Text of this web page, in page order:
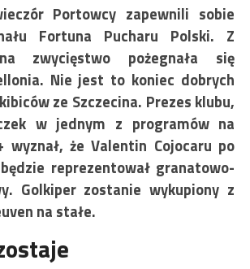
Portowcy zapewnili sobie
Fortuna Pucharu Polski. Z
zwycięstwo pożegnała się
Nie jest to koniec dobrych
ze Szczecina. Prezes klubu,
w jednym z programów na
wyznał, że Valentin Cojocaru po
reprezentował granatowo-
Golkiper zostanie wykupiony z
na stałe.